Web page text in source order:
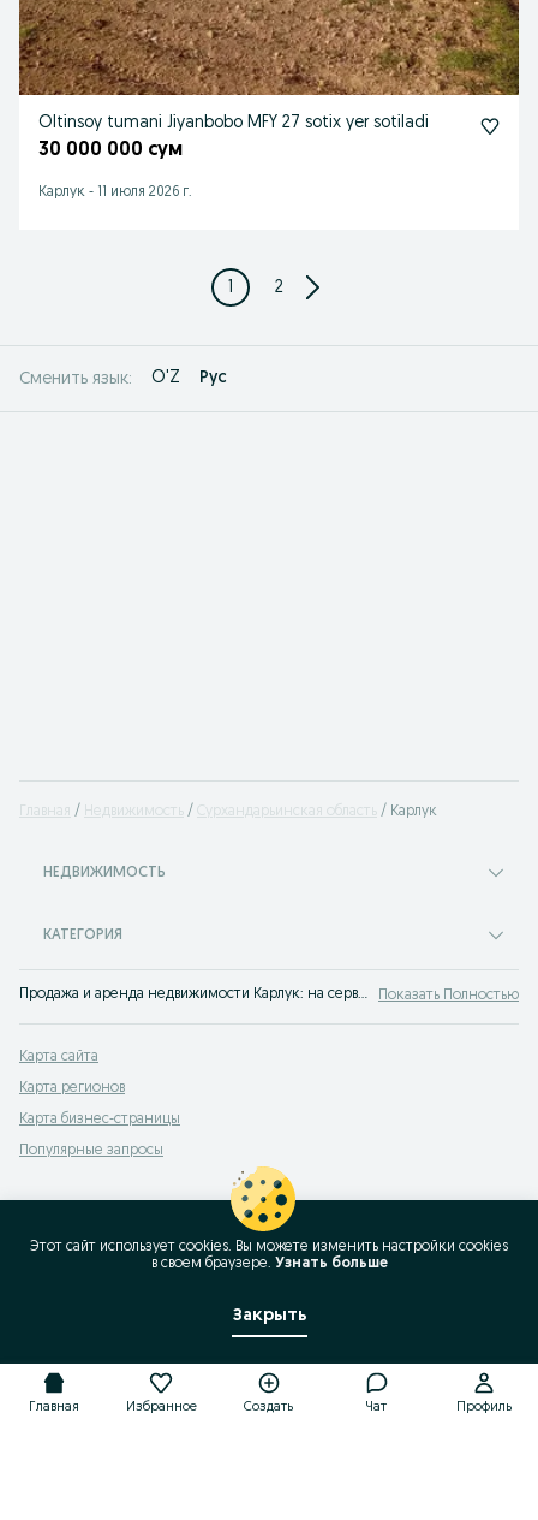
Oltinsoy tumani Jiyanbobo MFY 27 sotix yer sotiladi
30 000 000 сум
Карлук - 11 июля 2026 г.
1 2
Сменить язык: O'Z Рус
Главная Недвижимость Сурхандарьинская область Карлук
НЕДВИЖИМОСТЬ
КАТЕГОРИЯ
Продажа и аренда недвижимости Карлук: на сервисе объявлений OLX.uz Карлук можно выгодно продать или купить недвижимость! OLX знает все о покупке жилья! Показать Полностью
Карта сайта
Карта регионов
Карта бизнес-страницы
Популярные запросы
Главная Избранное Создать Чат Профиль
Этот сайт использует cookies. Вы можете изменить настройки cookies
в своeм браузере. Узнать больше
Закрыть